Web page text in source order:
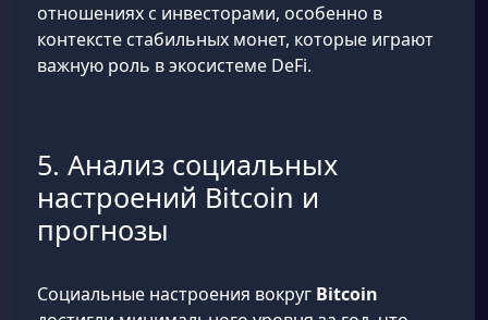
отношениях с инвесторами, особенно в
контексте стабильных монет, которые играют
важную роль в экосистеме DeFi.
5. Анализ социальных
настроений Bitcoin и
прогнозы
Социальные настроения вокруг Bitcoin